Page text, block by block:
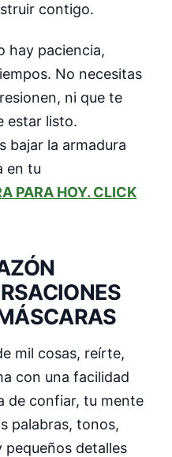
contigo.
hay paciencia,
No necesitas
ni que te
estar listo.
bajar la armadura
en tu
PARA HOY. CLICK
mil cosas, reírte,
con una facilidad
de confiar, tu mente
palabras, tonos,
detalles